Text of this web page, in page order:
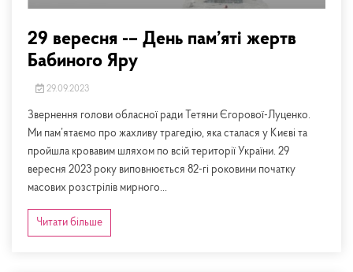
29 вересня -– День пам’яті жертв
Бабиного Яру
29.09.2023
Звернення голови обласної ради Тетяни Єгорової-Луценко.
Ми пам’ятаємо про жахливу трагедію, яка сталася у Києві та
пройшла кровавим шляхом по всій території України. 29
вересня 2023 року виповнюється 82-гі роковини початку
масових розстрілів мирного...
Читати більше